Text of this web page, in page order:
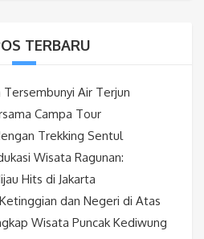
TERBARU
Air Terjun
Campa Tour
Trekking Sentul
Wisata Ragunan:
Hits di Jakarta
dan Negeri di Atas
Wisata Puncak Kediwung